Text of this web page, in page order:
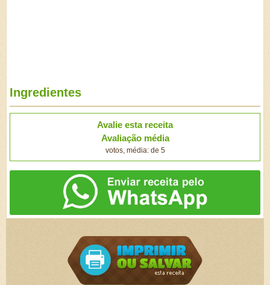
Ingredientes
Avalie esta receita
Avaliação média
votos, média: de 5